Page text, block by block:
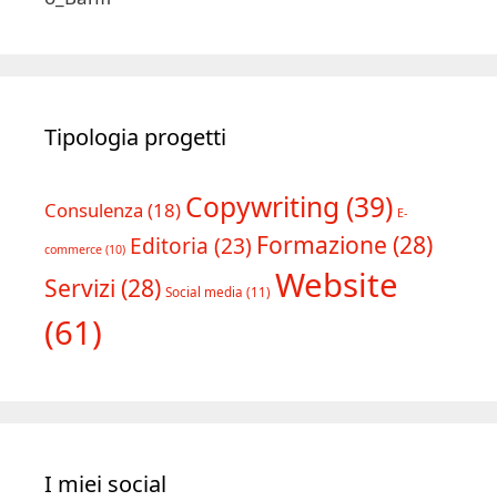
Tipologia progetti
Consulenza (18) Copywriting (39) E-
commerce (10) Editoria (23) Formazione (28)
Servizi (28) Social media (11) Website
(61)
I miei social